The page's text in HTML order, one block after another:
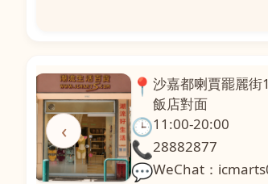
‹
📍澳門啤利喇街
面
🕒11:00-20:00
📞28331971
💬WeChat：